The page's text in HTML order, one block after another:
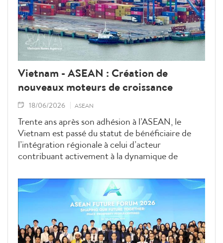
Vietnam - ASEAN : Création de
nouveaux moteurs de croissance
18/06/2026 ASEAN
Trente ans après son adhésion à l’ASEAN, le
Vietnam est passé du statut de bénéficiaire de
l’intégration régionale à celui d’acteur
contribuant activement à la dynamique de
commerce, les chaînes d’approvisionnement, la
logistique, la transformation numérique et la
transition verte, le pays participe désormais à
l’émergence de nouveaux moteurs de
développement au sein de la Communauté
économique de l’ASEAN.